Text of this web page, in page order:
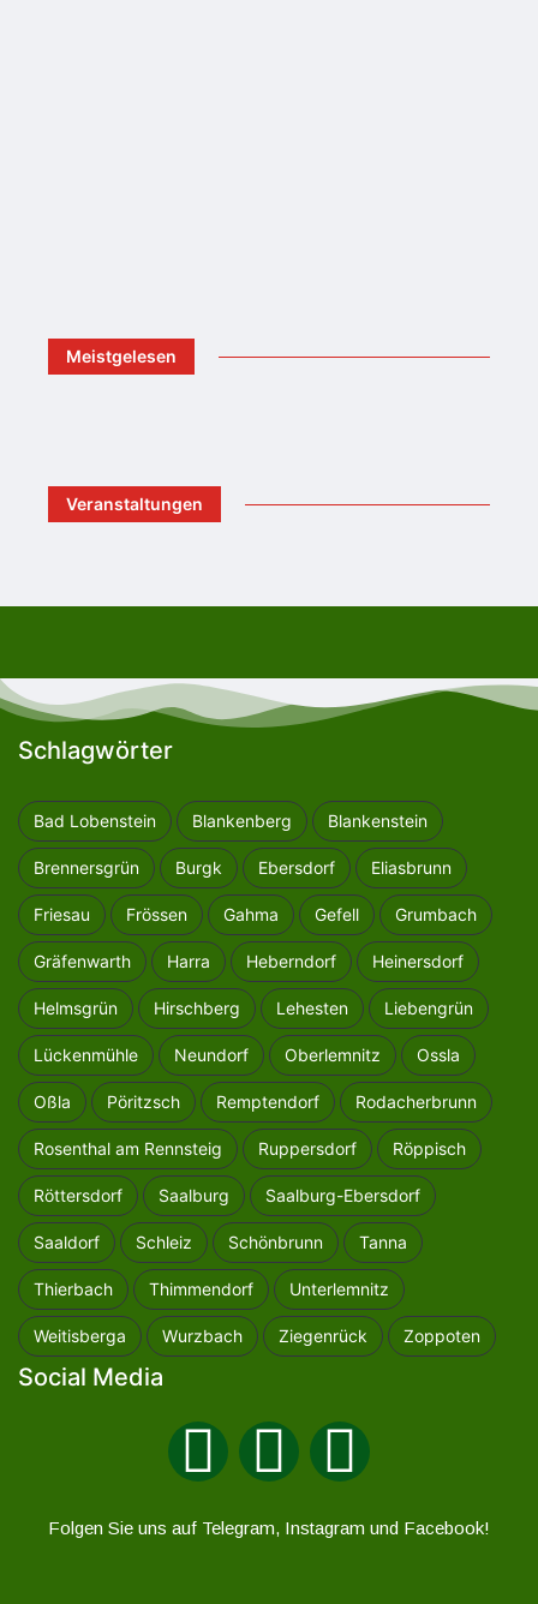
Meistgelesen
Veranstaltungen
Schlagwörter
Bad Lobenstein Blankenberg Blankenstein
Brennersgrün Burgk Ebersdorf Eliasbrunn
Friesau Frössen Gahma Gefell Grumbach
Gräfenwarth Harra Heberndorf Heinersdorf
Helmsgrün Hirschberg Lehesten Liebengrün
Lückenmühle Neundorf Oberlemnitz Ossla
Oßla Pöritzsch Remptendorf Rodacherbrunn
Rosenthal am Rennsteig Ruppersdorf Röppisch
Röttersdorf Saalburg Saalburg-Ebersdorf
Saaldorf Schleiz Schönbrunn Tanna
Thierbach Thimmendorf Unterlemnitz
Weitisberga Wurzbach Ziegenrück Zoppoten
Social Media
Folgen Sie uns auf Telegram, Instagram und Facebook!